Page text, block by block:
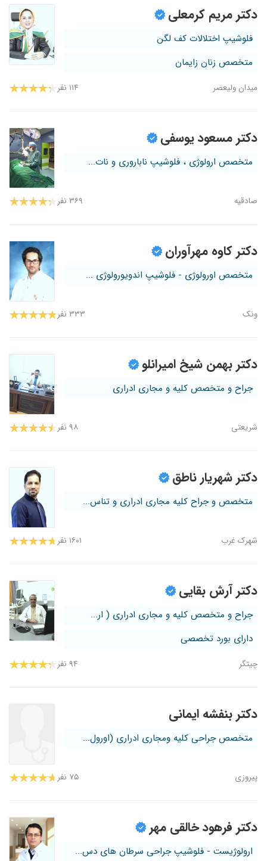
دکتر مریم کرمعلی
فلوشیپ اختلالات کف لگن
متخصص زنان زایمان
میدان ولیعصر ۱۱۴ نفر
دکتر مسعود یوسفی
متخصص ارولوژی ، فلوشیپ ناباروری و نات...
صادقیه ۳۶۹ نفر
دکتر کاوه مهرآوران
متخصص اورولوژی - فلوشیپ اندویورولوژی ...
ونک ۳۳۳ نفر
دکتر بهمن شیخ امیرانلو
جراح و متخصص کلیه و مجاری ادراری
شریعتی ۹۸ نفر
دکتر شهریار ناطق
متخصص و جراح کلیه مجاری ادراری و تناس...
شهرک غرب ۱۶۰۱ نفر
دکتر آرش بقایی
جراح و متخصص کلیه و مجاری ادراری ( ار...
دارای بورد تخصصی
چیتگر ۹۴ نفر
دکتر بنفشه ایمانی
متخصص جراحی کلیه ومجاری ادراری (اورول...
پیروزی ۷۵ نفر
دکتر فرهود خالقی مهر
ارولوژیست - فلوشیپ جراحی سرطان های دس...